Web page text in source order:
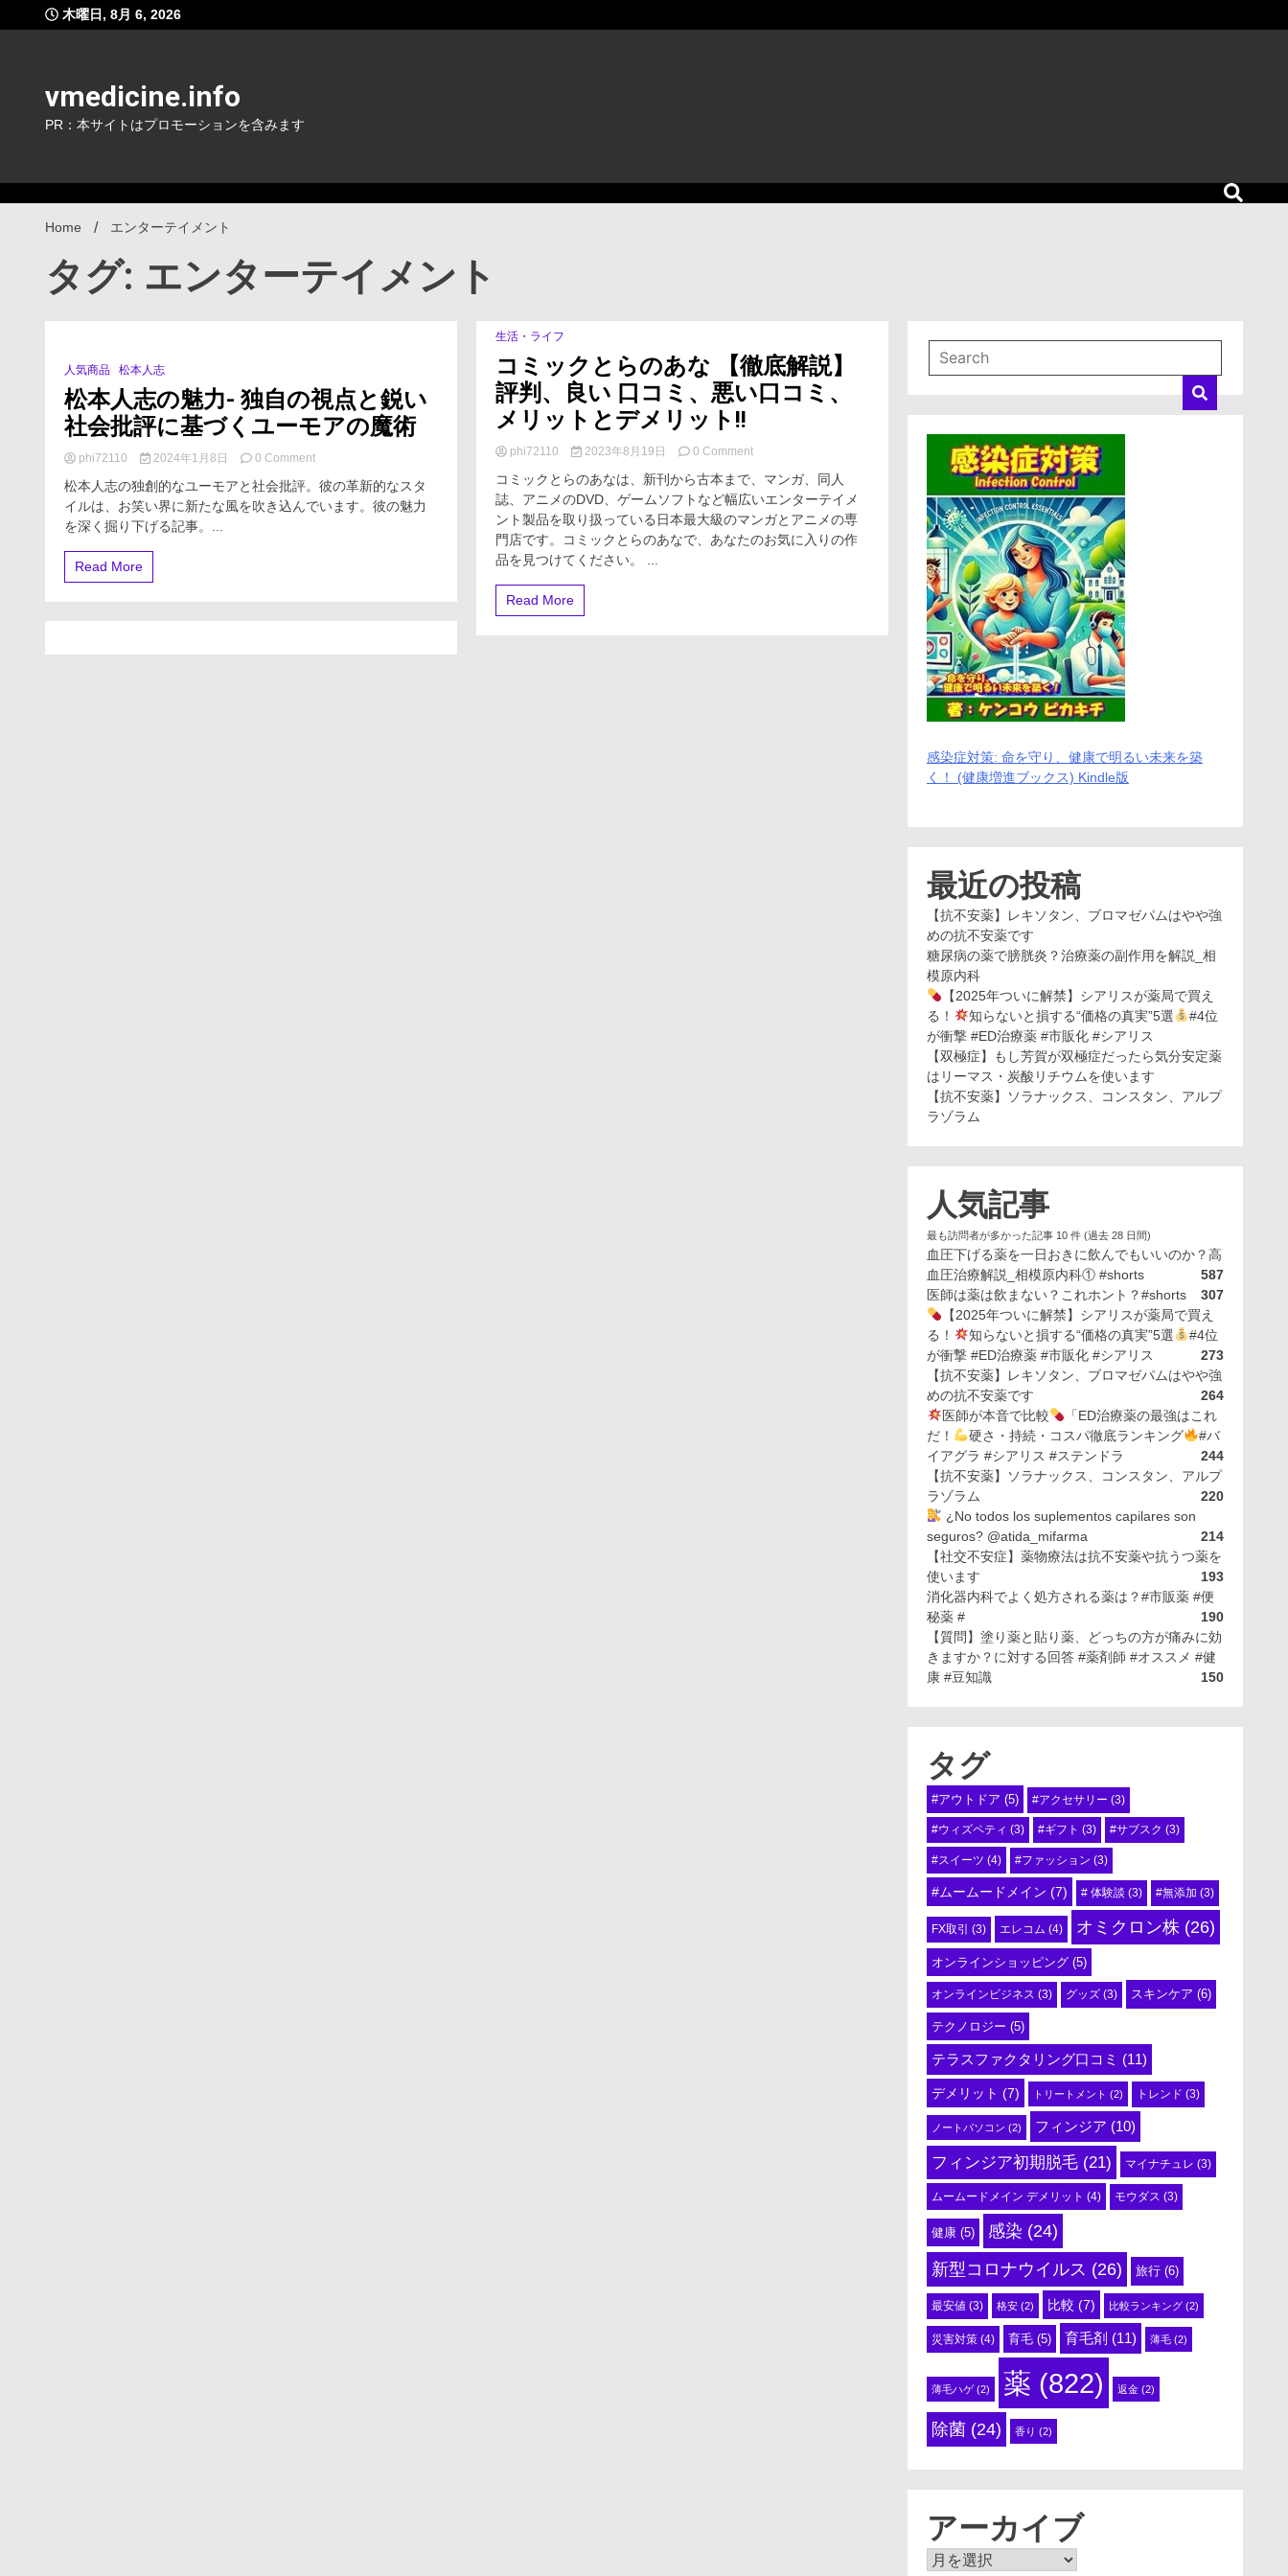
to
木曜日, 8月 6, 2026
vmedicine.info
PR：本サイトはプロモーションを含みます
Home エンターテイメント
タグ: エンターテイメント
3 Minutes
人気商品 松本人志
松本人志の魅力- 独自の視点と鋭い
社会批評に基づくユーモアの魔術
phi72110 2024年1月8日 0 Commenton
本
人
鋭
社
評
基
づ
く
ユ
松本人志の独創的なユーモアと社会批評。彼の革新的なスタ
イルは、お笑い界に新たな風を吹き込んでいます。彼の魅力
を深く掘り下げる記事。...
Read More
1 Minute
生活・ライフ
コミックとらのあな 【徹底解説】
評判、良い 口コミ、悪い口コミ、
メリットとデメリット!!
phi72110 2023年8月19日 0 Commenton
ミ
ッ
ク
と
コミックとらのあなは、新刊から古本まで、マンガ、同人
誌、アニメのDVD、ゲームソフトなど幅広いエンターテイメ
ント製品を取り扱っている日本最大級のマンガとアニメの専
門店です。コミックとらのあなで、あなたのお気に入りの作
品を見つけてください。 ...
Read More
感染症対策: 命を守り、健康で明るい未来を築
く！ (健康増進ブックス) Kindle版
最近の投稿
【抗不安薬】レキソタン、ブロマゼパムはやや強
めの抗不安薬です
糖尿病の薬で膀胱炎？治療薬の副作用を解説_相
模原内科
【2025年ついに解禁】シアリスが薬局で買え
る！
知らないと損する“価格の真実”5選
#4位
が衝撃 #ED治療薬 #市販化 #シアリス
【双極症】もし芳賀が双極症だったら気分安定薬
はリーマス・炭酸リチウムを使います
【抗不安薬】ソラナックス、コンスタン、アルプ
ラゾラム
人気記事
最も訪問者が多かった記事 10 件 (過去 28 日間)
血圧下げる薬を一日おきに飲んでもいいのか？高
血圧治療解説_相模原内科① #shorts
587
医師は薬は飲まない？これホント？#shorts
307
【2025年ついに解禁】シアリスが薬局で買え
る！
知らないと損する“価格の真実”5選
#4位
が衝撃 #ED治療薬 #市販化 #シアリス
273
【抗不安薬】レキソタン、ブロマゼパムはやや強
めの抗不安薬です
264
医師が本音で比較
「ED治療薬の最強はこれ
だ！
硬さ・持続・コスパ徹底ランキング
#バ
イアグラ #シアリス #ステンドラ
244
【抗不安薬】ソラナックス、コンスタン、アルプ
ラゾラム
220
¿No todos los suplementos capilares son
seguros? @atida_mifarma
214
【社交不安症】薬物療法は抗不安薬や抗うつ薬を
使います
193
消化器内科でよく処方される薬は？#市販薬 #便
秘薬 #
190
【質問】塗り薬と貼り薬、どっちの方が痛みに効
きますか？に対する回答 #薬剤師 #オススメ #健
康 #豆知識
150
タグ
#アウトドア (5) #アクセサリー (3)
#ウィズペティ (3) #ギフト (3) #サブスク (3)
#スイーツ (4) #ファッション (3)
#ムームードメイン (7) # 体験談 (3) #無添加 (3)
FX取引 (3) エレコム (4) オミクロン株 (26)
オンラインショッピング (5)
オンラインビジネス (3) グッズ (3) スキンケア (6)
テクノロジー (5)
テラスファクタリング口コミ (11)
デメリット (7) トリートメント (2) トレンド (3)
ノートパソコン (2) フィンジア (10)
フィンジア初期脱毛 (21) マイナチュレ (3)
ムームードメイン デメリット (4) モウダス (3)
健康 (5) 感染 (24)
新型コロナウイルス (26) 旅行 (6)
最安値 (3) 格安 (2) 比較 (7) 比較ランキング (2)
災害対策 (4) 育毛 (5) 育毛剤 (11) 薄毛 (2)
薄毛ハゲ(2) 薬 (822) 返金 (2)
除菌 (24) 香り (2)
アーカイブ
ア